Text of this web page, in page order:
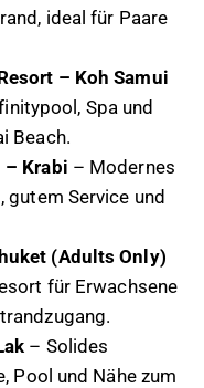
ideal für Paare
– Koh Samui
Spa und
Beach.
– Krabi – Modernes
gutem Service und
(Adults Only)
für Erwachsene
– Solides
Pool und Nähe zum